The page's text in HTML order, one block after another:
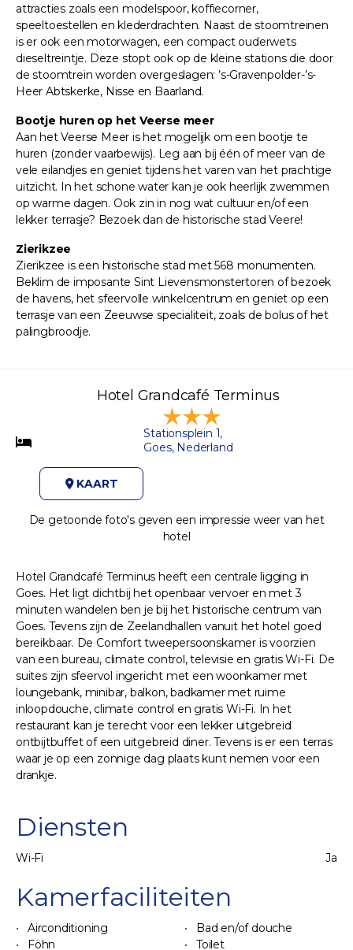
attracties zoals een modelspoor, koffiecorner,
speeltoestellen en klederdrachten. Naast de stoomtreinen
is er ook een motorwagen, een compact ouderwets
dieseltreintje. Deze stopt ook op de kleine stations die door
de stoomtrein worden overgeslagen: ’s-Gravenpolder-’s-
Heer Abtskerke, Nisse en Baarland.
Bootje huren op het Veerse meer
Aan het Veerse Meer is het mogelijk om een bootje te
huren (zonder vaarbewijs). Leg aan bij één of meer van de
vele eilandjes en geniet tijdens het varen van het prachtige
uitzicht. In het schone water kan je ook heerlijk zwemmen
op warme dagen. Ook zin in nog wat cultuur en/of een
lekker terrasje? Bezoek dan de historische stad Veere!
Zierikzee
Zierikzee is een historische stad met 568 monumenten.
Beklim de imposante Sint Lievensmonstertoren of bezoek
de havens, het sfeervolle winkelcentrum en geniet op een
terrasje van een Zeeuwse specialiteit, zoals de bolus of het
palingbroodje.
Hotel Grandcafé Terminus
Stationsplein 1,
Goes, Nederland
KAART
De getoonde foto's geven een impressie weer van het
hotel
Hotel Grandcafé Terminus heeft een centrale ligging in
Goes. Het ligt dichtbij het openbaar vervoer en met 3
minuten wandelen ben je bij het historische centrum van
Goes. Tevens zijn de Zeelandhallen vanuit het hotel goed
bereikbaar. De Comfort tweepersoonskamer is voorzien
van een bureau, climate control, televisie en gratis Wi-Fi. De
suites zijn sfeervol ingericht met een woonkamer met
loungebank, minibar, balkon, badkamer met ruime
inloopdouche, climate control en gratis Wi-Fi. In het
restaurant kan je terecht voor een lekker uitgebreid
ontbijtbuffet of een uitgebreid diner. Tevens is er een terras
waar je op een zonnige dag plaats kunt nemen voor een
drankje.
Diensten
Wi-Fi Ja
Kamerfaciliteiten
Airconditioning
Bad en/of douche
Föhn
Toilet